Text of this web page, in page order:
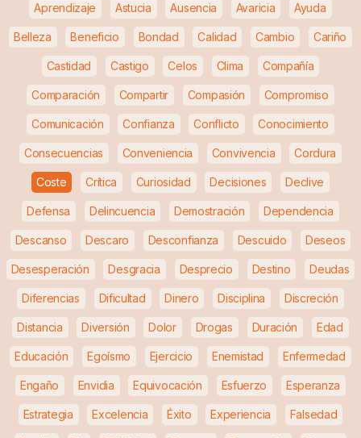
Aprendizaje Astucia Ausencia Avaricia Ayuda
Belleza Beneficio Bondad Calidad Cambio Cariño
Castidad Castigo Celos Clima Compañía
Comparación Compartir Compasión Compromiso
Comunicación Confianza Conflicto Conocimiento
Consecuencias Conveniencia Convivencia Cordura
Coste Crítica Curiosidad Decisiones Declive
Defensa Delincuencia Demostración Dependencia
Descanso Descaro Desconfianza Descuido Deseos
Desesperación Desgracia Desprecio Destino Deudas
Diferencias Dificultad Dinero Disciplina Discreción
Distancia Diversión Dolor Drogas Duración Edad
Educación Egoísmo Ejercicio Enemistad Enfermedad
Engaño Envidia Equivocación Esfuerzo Esperanza
Estrategia Excelencia Éxito Experiencia Falsedad